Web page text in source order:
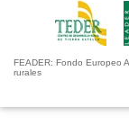
FEADER: Fondo Europeo
rurales